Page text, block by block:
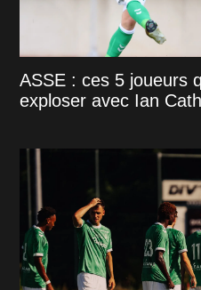
ASSE : ces 5 joueurs
exploser avec Ian